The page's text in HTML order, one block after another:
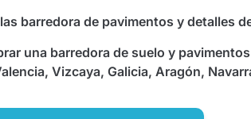
barredora de pavimentos y detalles
una barredora de suelo y
Vizcaya, Galicia, Aragón,